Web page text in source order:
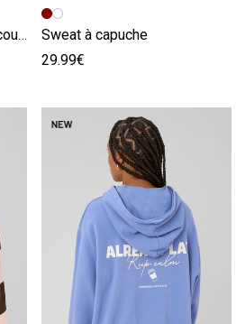
Sweat imprimé manches courtes
Image précédente
Image suivante
Sweat à capuche
29.99€